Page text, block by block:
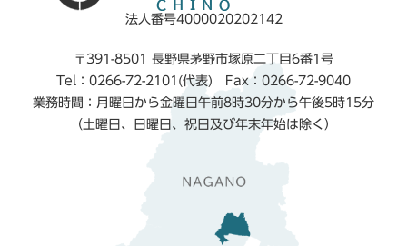
法人番号4000020202142
〒391-8501 長野県茅野市塚原二丁目6番1号
Tel：0266-72-2101(代表) Fax：0266-72-9040
業務時間：月曜日から金曜日午前8時30分から午後5時15分
（土曜日、日曜日、祝日及び年末年始は除く）